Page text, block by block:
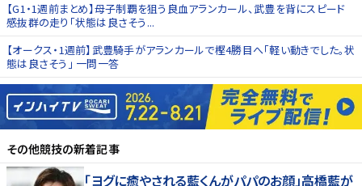
【G1・1週前まとめ】母子制覇を狙う良血アランカール、武豊を背にスピード
感抜群の走り「状態は良さそう...
【オークス・1週前】武豊騎手がアランカールで樫4勝目へ「軽い動きでした。状
態は良さそう」 一問一答
その他競技の新着記事
「ヨグに癒やされる藍くんがパパのお顔」高橋藍が